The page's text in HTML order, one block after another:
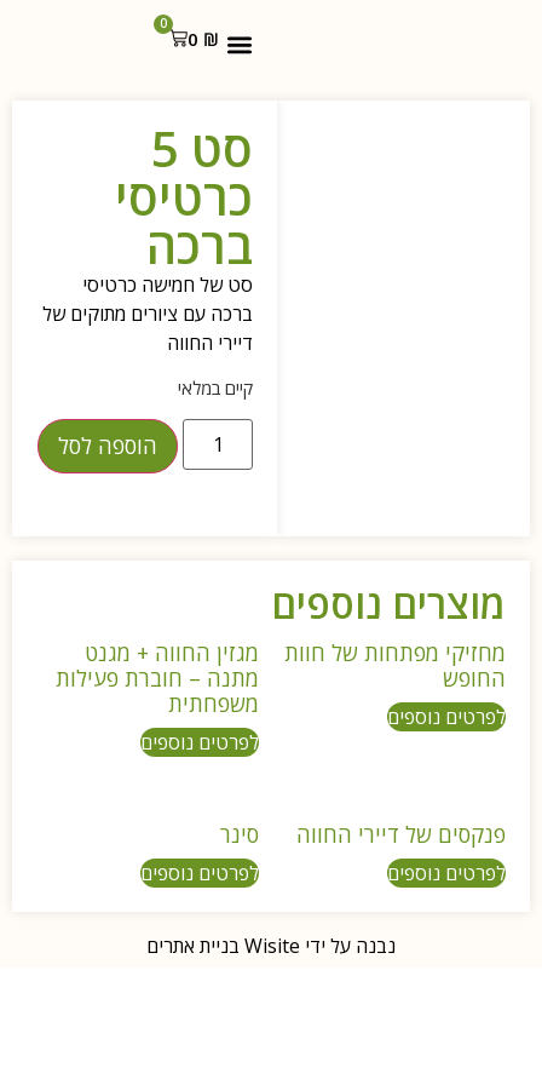
0 ₪
0
סט 5
כרטיסי
ברכה
סט של חמישה כרטיסי
ברכה עם ציורים מתוקים של
דיירי החווה
קיים במלאי
הוספה לסל
מוצרים נוספים
מחזיקי מפתחות של חוות
החופש
לפרטים נוספים
מגזין החווה + מגנט
מתנה – חוברת פעילות
משפחתית
לפרטים נוספים
פנקסים של דיירי החווה
לפרטים נוספים
סינר
לפרטים נוספים
נבנה על ידי Wisite בניית אתרים